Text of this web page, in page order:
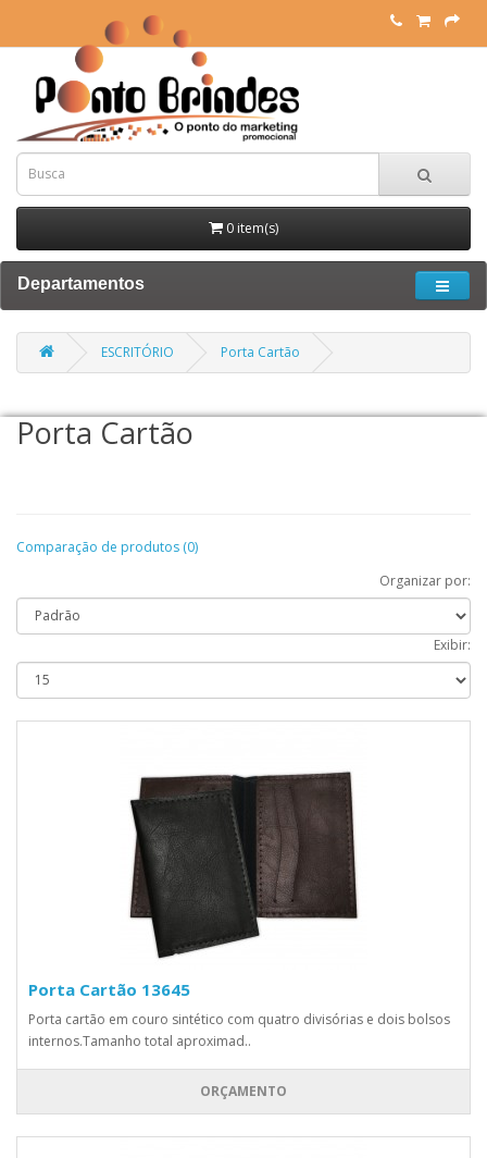
0 item(s)
Departamentos
ESCRITÓRIO Porta Cartão
Porta Cartão
Comparação de produtos (0)
Organizar por:
Exibir:
Porta Cartão 13645
Porta cartão em couro sintético com quatro divisórias e dois bolsos
internos.Tamanho total aproximad..
ORÇAMENTO